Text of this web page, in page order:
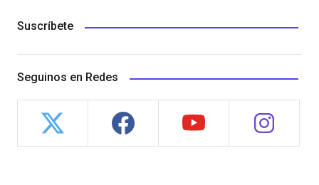
Suscríbete
Seguinos en Redes